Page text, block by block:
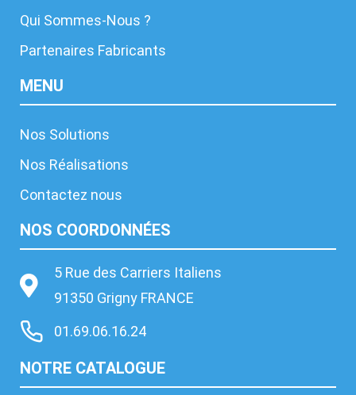
Qui Sommes-Nous ?
Partenaires Fabricants
MENU
Nos Solutions
Nos Réalisations
Contactez nous
NOS COORDONNÉES
5 Rue des Carriers Italiens
91350 Grigny FRANCE
01.69.06.16.24
NOTRE CATALOGUE